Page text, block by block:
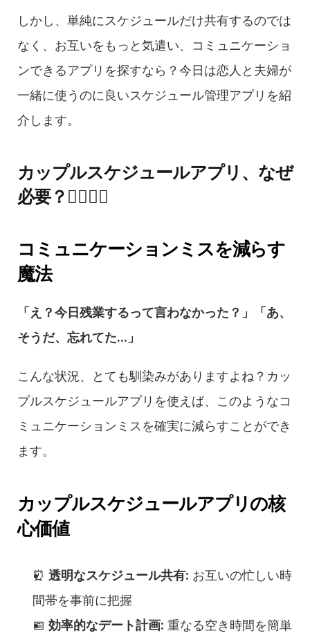
しかし、単純にスケジュールだけ共有するのでは
なく、お互いをもっと気遣い、コミュニケーショ
ンできるアプリを探すなら？今日は恋人と夫婦が
一緒に使うのに良いスケジュール管理アプリを紹
介します。
カップルスケジュールアプリ、なぜ
必要？👩‍❤️‍💋‍👨
コミュニケーションミスを減らす
魔法
「え？今日残業するって言わなかった？」「あ、
そうだ、忘れてた...」
こんな状況、とても馴染みがありますよね？カッ
プルスケジュールアプリを使えば、このようなコ
ミュニケーションミスを確実に減らすことができ
ます。
カップルスケジュールアプリの核
心価値
⏰ 透明なスケジュール共有: お互いの忙しい時
間帯を事前に把握
📅 効率的なデート計画: 重なる空き時間を簡単